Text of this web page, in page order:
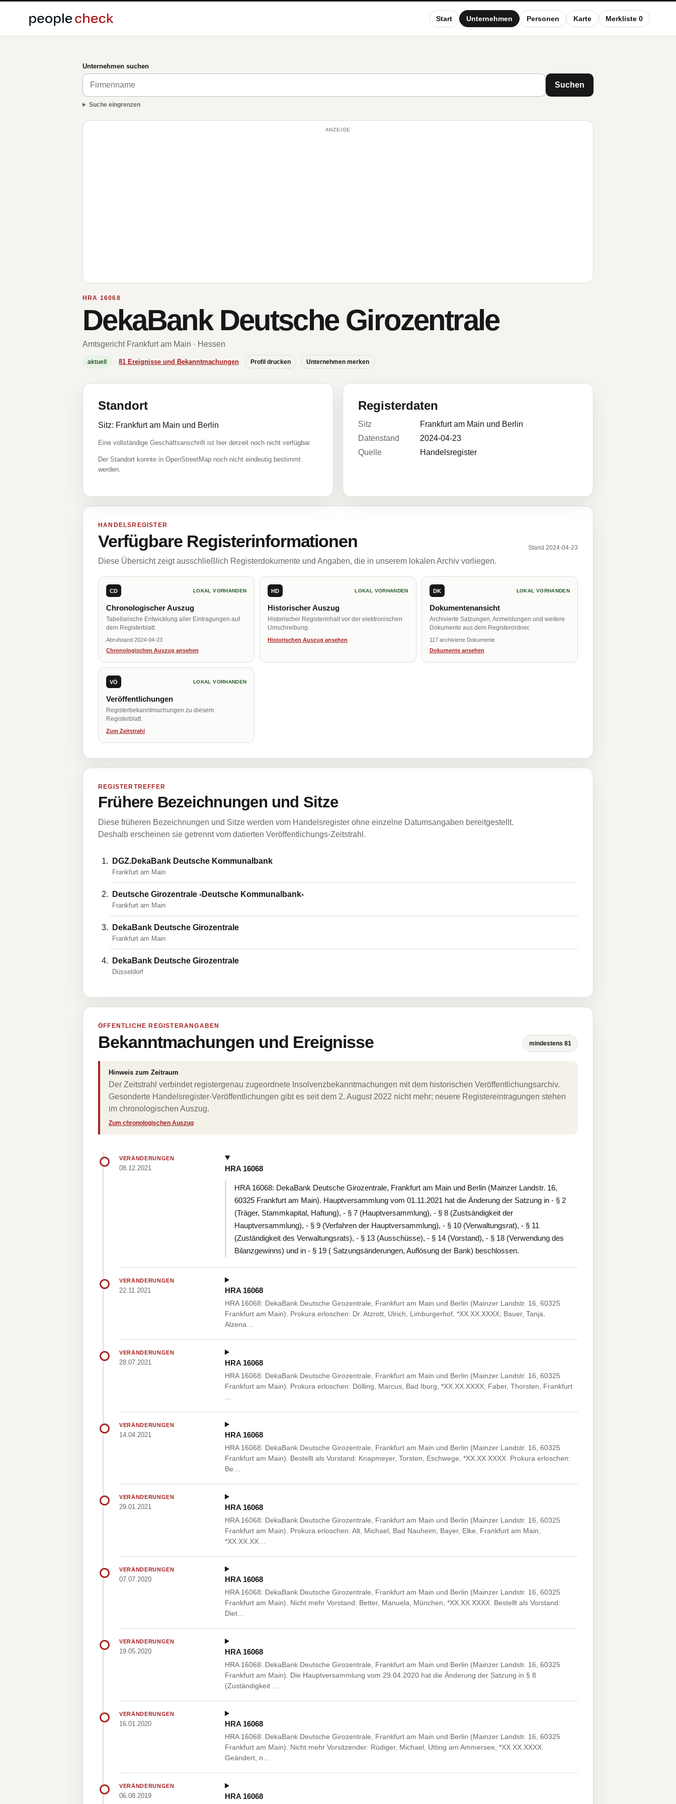
Start Unternehmen Personen Karte Merkliste 0
Unternehmen suchen
Suchen
Suche eingrenzen
ANZEIGE
HRA 16068
DekaBank Deutsche Girozentrale
Amtsgericht Frankfurt am Main · Hessen
aktuell 81 Ereignisse und Bekanntmachungen Profil drucken Unternehmen merken
Standort
Sitz: Frankfurt am Main und Berlin
Eine vollständige Geschäftsanschrift ist hier derzeit noch nicht verfügbar.
Der Standort konnte in OpenStreetMap noch nicht eindeutig bestimmt
werden.
Registerdaten
Sitz
Frankfurt am Main und Berlin
Datenstand
2024-04-23
Quelle
Handelsregister
HANDELSREGISTER
Verfügbare Registerinformationen Stand 2024-04-23
Diese Übersicht zeigt ausschließlich Registerdokumente und Angaben, die in unserem lokalen Archiv vorliegen.
CD LOKAL VORHANDEN
Chronologischer Auszug
Tabellarische Entwicklung aller Eintragungen auf
dem Registerblatt.
Abrufstand 2024-04-23
Chronologischen Auszug ansehen
HD LOKAL VORHANDEN
Historischer Auszug
Historischer Registerinhalt vor der elektronischen
Umschreibung.
Historischen Auszug ansehen
DK LOKAL VORHANDEN
Dokumentenansicht
Archivierte Satzungen, Anmeldungen und weitere
Dokumente aus dem Registerordner.
117 archivierte Dokumente
Dokumente ansehen
VÖ LOKAL VORHANDEN
Veröffentlichungen
Registerbekanntmachungen zu diesem
Registerblatt.
Zum Zeitstrahl
REGISTERTREFFER
Frühere Bezeichnungen und Sitze
Diese früheren Bezeichnungen und Sitze werden vom Handelsregister ohne einzelne Datumsangaben bereitgestellt.
Deshalb erscheinen sie getrennt vom datierten Veröffentlichungs-Zeitstrahl.
DGZ.DekaBank Deutsche Kommunalbank
Frankfurt am Main
Deutsche Girozentrale -Deutsche Kommunalbank-
Frankfurt am Main
DekaBank Deutsche Girozentrale
Frankfurt am Main
DekaBank Deutsche Girozentrale
Düsseldorf
ÖFFENTLICHE REGISTERANGABEN
Bekanntmachungen und Ereignisse mindestens 81
Hinweis zum Zeitraum
Der Zeitstrahl verbindet registergenau zugeordnete Insolvenzbekanntmachungen mit dem historischen Veröffentlichungsarchiv.
Gesonderte Handelsregister-Veröffentlichungen gibt es seit dem 2. August 2022 nicht mehr; neuere Registereintragungen stehen
im chronologischen Auszug.
Zum chronologischen Auszug
VERÄNDERUNGEN
08.12.2021 HRA 16068
HRA 16068: DekaBank Deutsche Girozentrale, Frankfurt am Main und Berlin (Mainzer Landstr. 16,
60325 Frankfurt am Main). Hauptversammlung vom 01.11.2021 hat die Änderung der Satzung in - § 2
(Träger, Stammkapital, Haftung), - § 7 (Hauptversammlung), - § 8 (Zustsändigkeit der
Hauptversammlung), - § 9 (Verfahren der Hauptversammlung), - § 10 (Verwaltungsrat), - § 11
(Zuständigkeit des Verwaltungsrats), - § 13 (Ausschüsse), - § 14 (Vorstand), - § 18 (Verwendung des
Bilanzgewinns) und in - § 19 ( Satzungsänderungen, Auflösung der Bank) beschlossen.
VERÄNDERUNGEN
22.11.2021 HRA 16068
HRA 16068: DekaBank Deutsche Girozentrale, Frankfurt am Main und Berlin (Mainzer Landstr. 16, 60325
Frankfurt am Main). Prokura erloschen: Dr. Atzrott, Ulrich, Limburgerhof, *XX.XX.XXXX; Bauer, Tanja,
Alzena…
VERÄNDERUNGEN
28.07.2021 HRA 16068
HRA 16068: DekaBank Deutsche Girozentrale, Frankfurt am Main und Berlin (Mainzer Landstr. 16, 60325
Frankfurt am Main). Prokura erloschen: Dölling, Marcus, Bad Iburg, *XX.XX.XXXX; Faber, Thorsten, Frankfurt
VERÄNDERUNGEN
14.04.2021 HRA 16068
HRA 16068: DekaBank Deutsche Girozentrale, Frankfurt am Main und Berlin (Mainzer Landstr. 16, 60325
Frankfurt am Main). Bestellt als Vorstand: Knapmeyer, Torsten, Eschwege, *XX.XX.XXXX. Prokura erloschen:
Be…
VERÄNDERUNGEN
29.01.2021 HRA 16068
HRA 16068: DekaBank Deutsche Girozentrale, Frankfurt am Main und Berlin (Mainzer Landstr. 16, 60325
Frankfurt am Main). Prokura erloschen: Alt, Michael, Bad Nauheim; Bayer, Elke, Frankfurt am Main,
*XX.XX.XX…
VERÄNDERUNGEN
07.07.2020 HRA 16068
HRA 16068: DekaBank Deutsche Girozentrale, Frankfurt am Main und Berlin (Mainzer Landstr. 16, 60325
Frankfurt am Main). Nicht mehr Vorstand: Better, Manuela, München, *XX.XX.XXXX. Bestellt als Vorstand:
Diet…
VERÄNDERUNGEN
19.05.2020 HRA 16068
HRA 16068: DekaBank Deutsche Girozentrale, Frankfurt am Main und Berlin (Mainzer Landstr. 16, 60325
Frankfurt am Main). Die Hauptversammlung vom 29.04.2020 hat die Änderung der Satzung in § 8
(Zuständigkeit …
VERÄNDERUNGEN
16.01.2020 HRA 16068
HRA 16068: DekaBank Deutsche Girozentrale, Frankfurt am Main und Berlin (Mainzer Landstr. 16, 60325
Frankfurt am Main). Nicht mehr Vorsitzender: Rüdiger, Michael, Utting am Ammersee, *XX.XX.XXXX.
Geändert, n…
VERÄNDERUNGEN
06.08.2019 HRA 16068